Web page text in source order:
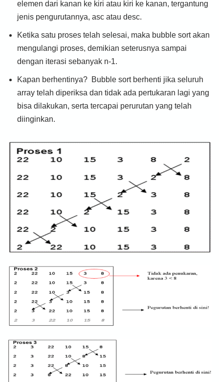
elemen dari kanan ke kiri atau kiri ke kanan, tergantung
jenis pengurutannya, asc atau desc.
Ketika satu proses telah selesai, maka bubble sort akan
mengulangi proses, demikian seterusnya sampai
dengan iterasi sebanyak n-1.
Kapan berhentinya? Bubble sort berhenti jika seluruh
array telah diperiksa dan tidak ada pertukaran lagi yang
bisa dilakukan, serta tercapai perurutan yang telah
diinginkan.